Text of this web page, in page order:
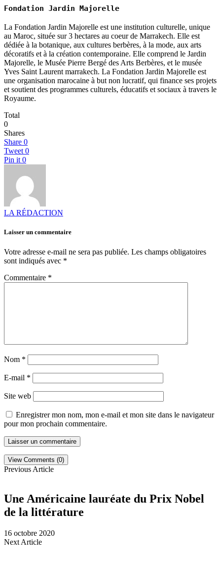
Fondation Jardin Majorelle
La Fondation Jardin Majorelle est une institution culturelle, unique
au Maroc, située sur 3 hectares au coeur de Marrakech. Elle est
dédiée à la botanique, aux cultures berbères, à la mode, aux arts
décoratifs et à la création contemporaine. Elle comprend le Jardin
Majorelle, le Musée Pierre Bergé des Arts Berbères, et le musée
Yves Saint Laurent marrakech. La Fondation Jardin Majorelle est
une organisation marocaine à but non lucratif, qui finance ses projets
et soutient des programmes culturels, éducatifs et sociaux à travers le
Royaume.
Total
0
Shares
Share 0
Tweet 0
Pin it 0
LA RÉDACTION
Laisser un commentaire
Votre adresse e-mail ne sera pas publiée. Les champs obligatoires
sont indiqués avec *
Commentaire *
Nom *
E-mail *
Site web
Enregistrer mon nom, mon e-mail et mon site dans le navigateur
pour mon prochain commentaire.
View Comments (0)
Previous Article
Une Américaine lauréate du Prix Nobel
de la littérature
16 octobre 2020
Next Article